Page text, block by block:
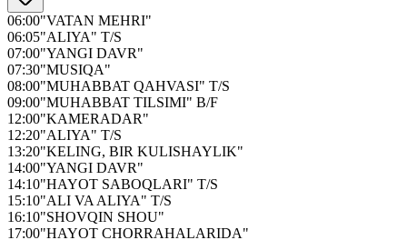
06:00"VATAN MEHRI"
06:05"ALIYA" T/S
07:00"YANGI DAVR"
07:30"MUSIQA"
08:00"MUHABBAT QAHVASI" T/S
09:00"MUHABBAT TILSIMI" B/F
12:00"KAMERADAR"
12:20"ALIYA" T/S
13:20"KELING, BIR KULISHAYLIK"
14:00"YANGI DAVR"
14:10"HAYOT SABOQLARI" T/S
15:10"ALI VA ALIYA" T/S
16:10"SHOVQIN SHOU"
17:00"HAYOT CHORRAHALARIDA"